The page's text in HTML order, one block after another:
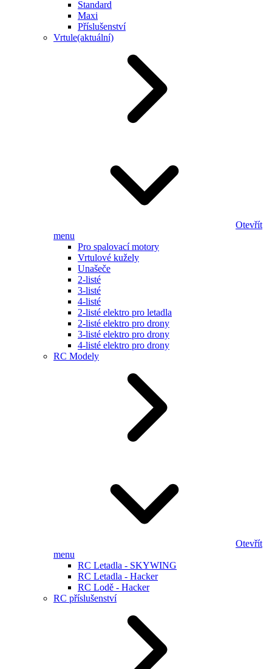
Standard
Maxi
Příslušenství
Vrtule(aktuální)
Otevřít
menu
Pro spalovací motory
Vrtulové kužely
Unašeče
2-listé
3-listé
4-listé
2-listé elektro pro letadla
2-listé elektro pro drony
3-listé elektro pro drony
4-listé elektro pro drony
RC Modely
Otevřít
menu
RC Letadla - SKYWING
RC Letadla - Hacker
RC Lodě - Hacker
RC příslušenství